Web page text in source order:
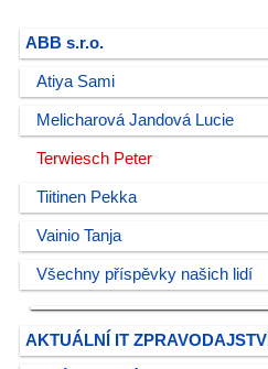
ABB s.r.o.
Atiya Sami
Melicharová Jandová Lucie
Terwiesch Peter
Tiitinen Pekka
Vainio Tanja
Všechny příspěvky našich lidí
AKTUÁLNÍ IT ZPRAVODAJSTVÍ